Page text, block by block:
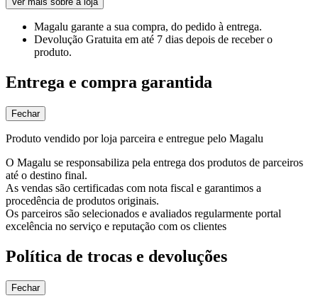
Magalu garante a sua compra, do pedido à entrega.
Devolução Gratuita em até 7 dias depois de receber o
produto.
Entrega e compra garantida
Fechar
Produto vendido por loja parceira e entregue pelo Magalu
O Magalu se responsabiliza pela entrega dos produtos de parceiros
até o destino final.
As vendas são certificadas com nota fiscal e garantimos a
procedência de produtos originais.
Os parceiros são selecionados e avaliados regularmente portal
excelência no serviço e reputação com os clientes
Política de trocas e devoluções
Fechar